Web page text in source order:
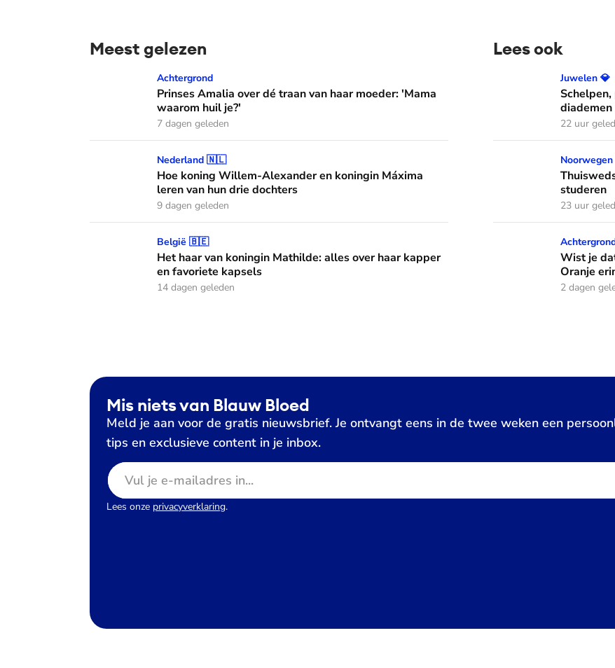
Meest gelezen
Prinses Amalia over dé traan van haar moeder: 'Mama waarom huil je?'
Achtergrond
Prinses Amalia over dé traan van haar moeder: 'Mama
waarom huil je?'
7 dagen geleden
Hoe koning Willem-Alexander en koningin Máxima leren van hun drie dochters
Nederland 🇳🇱
Hoe koning Willem-Alexander en koningin Máxima
leren van hun drie dochters
9 dagen geleden
Het haar van koningin Mathilde: alles over haar kapper en favoriete kapsels
België 🇧🇪
Het haar van koningin Mathilde: alles over haar kapper
en favoriete kapsels
14 dagen geleden
Lees ook
Schelpen, parels en
Juwelen 💎
diademen
22 uur
Thuiswedstrijd:
studeren
23 uur
Wist je dat je aan de
Wist je
Oranje
2 dagen
Mis niets van Blauw Bloed
Meld je aan voor de gratis nieuwsbrief. Je ontvangt eens in de twee weken een
tips en exclusieve content in je inbox.
E-mailadres
Lees onze privacyverklaring.